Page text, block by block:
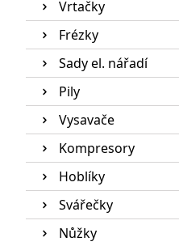
Vrtačky
Frézky
Sady el. nářadí
Pily
Vysavače
Kompresory
Hoblíky
Svářečky
Nůžky